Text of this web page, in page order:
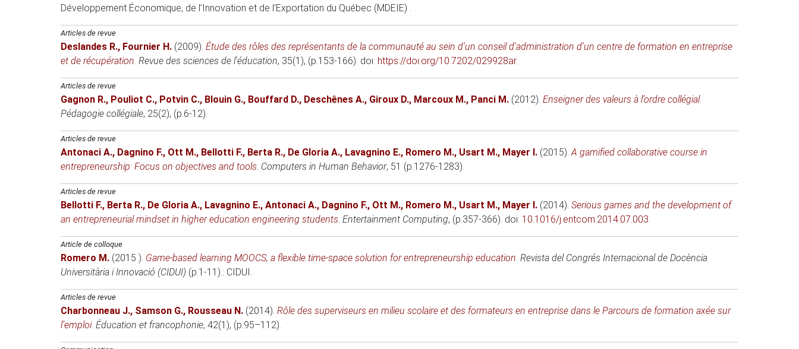
Développement Économique, de l’Innovation et de l’Exportation du Québec (MDEIE) .
Articles de revue
Deslandes R., Fournier H. (2009). Étude des rôles des représentants de la communauté au sein d'un conseil d'administration d'un centre de formation en entreprise
et de récupération. Revue des sciences de l'éducation, 35(1), (p.153-166). doi: https://doi.org/10.7202/029928ar.
Articles de revue
Gagnon R., Pouliot C., Potvin C., Blouin G., Bouffard D., Deschênes A., Giroux D., Marcoux M., Panci M. (2012). Enseigner des valeurs à l’ordre collégial.
Pédagogie collégiale, 25(2), (p.6-12).
Articles de revue
Antonaci A., Dagnino F., Ott M., Bellotti F., Berta R., De Gloria A., Lavagnino E., Romero M., Usart M., Mayer I. (2015).A gamified collaborative course in
entrepreneurship: Focus on objectives and tools. Computers in Human Behavior, 51 (p.1276-1283).
Articles de revue
Bellotti F., Berta R., De Gloria A., Lavagnino E., Antonaci A., Dagnino F., Ott M., Romero M., Usart M., Mayer I. (2014). Serious games and the development of
an entrepreneurial mindset in higher education engineering students. Entertainment Computing, (p.357-366). doi: 10.1016/j.entcom.2014.07.003.
Article de colloque
Romero M. (2015 ). Game-based learning MOOCS, a flexible time-space solution for entrepreneurship education. Revista del Congrés Internacional de Docència
Universitària i Innovació (CIDUI) (p.1-11).: CIDUI.
Articles de revue
Charbonneau J., Samson G., Rousseau N. (2014). Rôle des superviseurs en milieu scolaire et des formateurs en entreprise dans le Parcours de formation axée sur
l’emploi. Éducation et francophonie, 42(1), (p.95–112).